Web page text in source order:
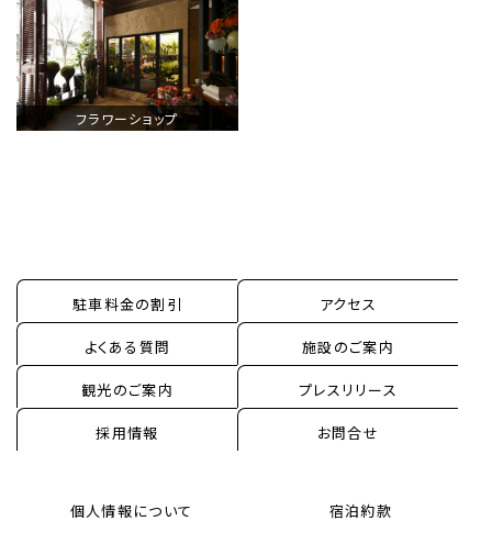
宴会・会議・パーティー
新着情報
お問い合わせ
One Harmony
フラワーショップ
駐車料金の割引 アクセス
よくある質問 施設のご案内
観光のご案内 プレスリリース
採用情報 お問合せ
個人情報について 宿泊約款